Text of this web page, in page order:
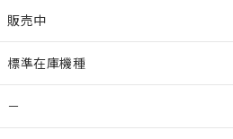
販売中
標準在庫機種
－